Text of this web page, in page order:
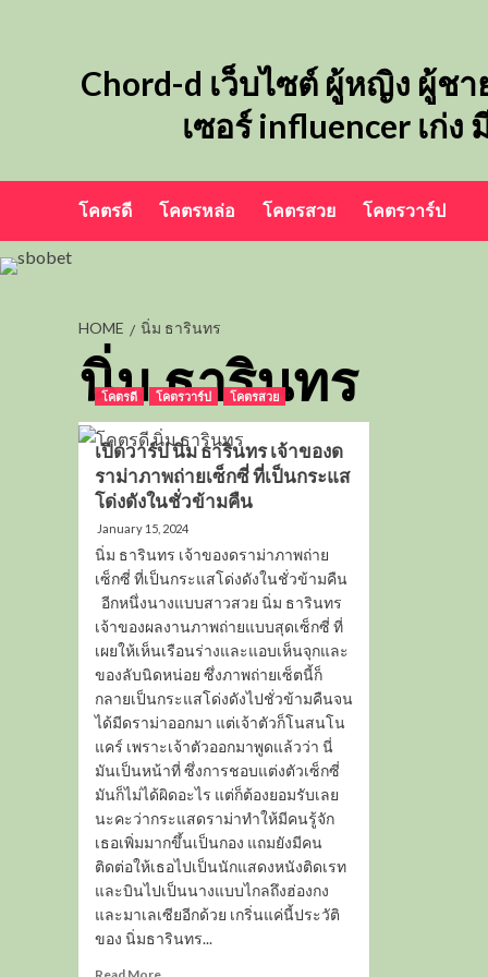
Chord-d เว็บไซต์ ผู้หญิง ผู้ช
เซอร์ influencer เก่
โคตรดี โคตรหล่อ โคตรสวย โคตรวาร์ป
HOME นิ่ม ธารินทร
นิ่ม ธารินทร
โคตรดี โคตรวาร์ป โคตรสวย
เปิดวาร์ป นิ่ม ธารินทร เจ้าของด
ราม่าภาพถ่ายเซ็กซี่ ที่เป็นกระแส
โด่งดังในชั่วข้ามคืน
January 15, 2024
นิ่ม ธารินทร เจ้าของดราม่าภาพถ่าย
เซ็กซี่ ที่เป็นกระแสโด่งดังในชั่วข้ามคืน
อีกหนึ่งนางแบบสาวสวย นิ่ม ธารินทร
เจ้าของผลงานภาพถ่ายแบบสุดเซ็กซี่ ที่
เผยให้เห็นเรือนร่างและแอบเห็นจุกและ
ของลับนิดหน่อย ซึ่งภาพถ่ายเซ็ตนี้ก็
กลายเป็นกระแสโด่งดังไปชั่วข้ามคืนจน
ได้มีดราม่าออกมา แต่เจ้าตัวก็โนสนโน
แคร์ เพราะเจ้าตัวออกมาพูดแล้วว่า นี่
มันเป็นหน้าที่ ซึ่งการชอบแต่งตัวเซ็กซี่
มันก็ไม่ได้ผิดอะไร แต่ก็ต้องยอมรับเลย
นะคะว่ากระแสดราม่าทำให้มีคนรู้จัก
เธอเพิ่มมากขึ้นเป็นกอง แถมยังมีคน
ติดต่อให้เธอไปเป็นนักแสดงหนังติดเรท
และบินไปเป็นนางแบบไกลถึงฮ่องกง
และมาเลเซียอีกด้วย เกริ่นแค่นี้ประวัติ
ของ นิ่มธารินทร...
Read